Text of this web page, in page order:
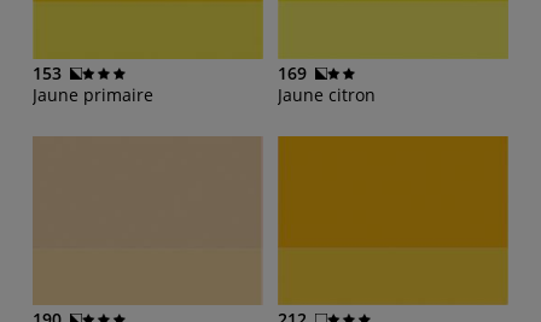
153
Jaune primaire
169
Jaune citron